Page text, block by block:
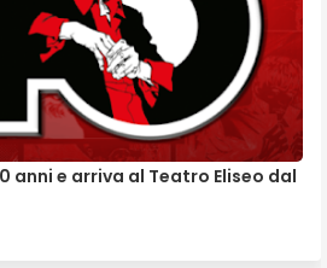
anni e arriva al Teatro Eliseo dal